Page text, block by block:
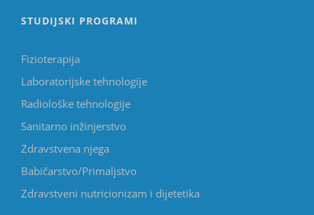
STUDIJSKI PROGRAMI
Fizioterapija
Laboratorijske tehnologije
Radiološke tehnologije
Sanitarno inžinjerstvo
Zdravstvena njega
Babičarstvo/Primaljstvo
Zdravstveni nutricionizam i dijetetika